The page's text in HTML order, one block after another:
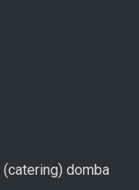
domba